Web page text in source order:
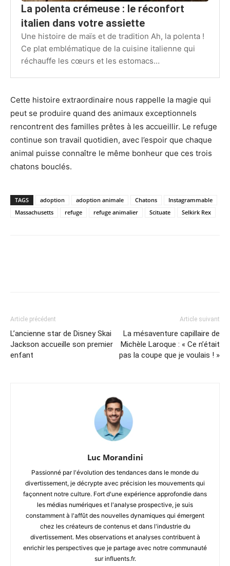
La polenta crémeuse : le réconfort
italien dans votre assiette
Une histoire de maïs et de tradition Ah, la polenta !
Ce plat emblématique de la cuisine italienne qui
réchauffe les cœurs et les estomacs…
Cette histoire extraordinaire nous rappelle la magie qui
peut se produire quand des animaux exceptionnels
rencontrent des familles prêtes à les accueillir. Le refuge
continue son travail quotidien, avec l’espoir que chaque
animal puisse connaître le même bonheur que ces trois
chatons bouclés.
TAGS adoption adoption animale Chatons
Instagrammable
Massachusetts
refuge refuge animalier Scituate Selkirk Rex
Article précédent
L’ancienne star de Disney Skai
Jackson accueille son premier
enfant
Article suivant
La mésaventure capillaire de
Michèle Laroque : « Ce n’était
pas la coupe que je voulais ! »
Luc Morandini
Passionné par l'évolution des tendances dans le monde du
divertissement, je décrypte avec précision les mouvements qui
façonnent notre culture. Fort d'une expérience approfondie dans
les médias numériques et l'analyse prospective, je suis
constamment à l'affût des nouvelles dynamiques qui émergent
chez les créateurs de contenus et dans l'industrie du
divertissement. Mes observations et analyses contribuent à
enrichir les perspectives que je partage avec notre communauté
sur influents.fr.